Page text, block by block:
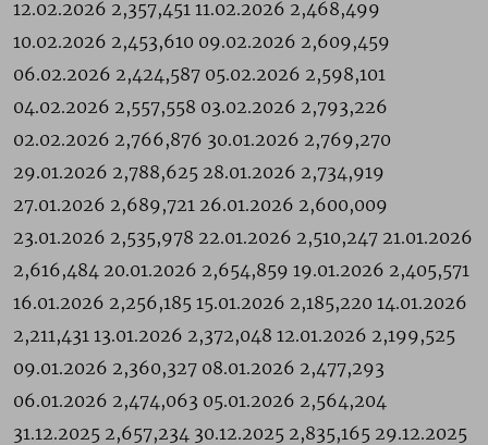
12.02.2026 2,357,451 11.02.2026 2,468,499
10.02.2026 2,453,610 09.02.2026 2,609,459
06.02.2026 2,424,587 05.02.2026 2,598,101
04.02.2026 2,557,558 03.02.2026 2,793,226
02.02.2026 2,766,876 30.01.2026 2,769,270
29.01.2026 2,788,625 28.01.2026 2,734,919
27.01.2026 2,689,721 26.01.2026 2,600,009
23.01.2026 2,535,978 22.01.2026 2,510,247 21.01.2026
2,616,484 20.01.2026 2,654,859 19.01.2026 2,405,571
16.01.2026 2,256,185 15.01.2026 2,185,220 14.01.2026
2,211,431 13.01.2026 2,372,048 12.01.2026 2,199,525
09.01.2026 2,360,327 08.01.2026 2,477,293
06.01.2026 2,474,063 05.01.2026 2,564,204
31.12.2025 2,657,234 30.12.2025 2,835,165 29.12.2025